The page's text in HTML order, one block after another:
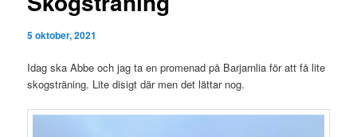
5 oktober, 2021
Idag ska Abbe och jag ta en promenad på Barjarnlia för att få lite
skogsträning. Lite disigt där men det lättar nog.